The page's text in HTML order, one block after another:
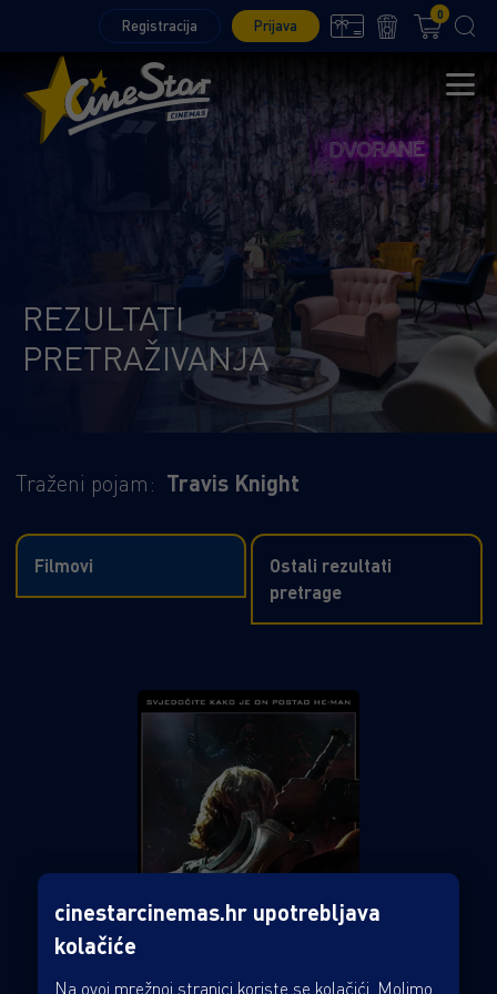
Registracija Prijava
0
REZULTATI
PRETRAŽIVANJA
Traženi pojam: Travis Knight
Filmovi
Ostali rezultati
pretrage
cinestarcinemas.hr upotrebljava
kolačiće
Na ovoj mrežnoj stranici koriste se kolačići. Molimo